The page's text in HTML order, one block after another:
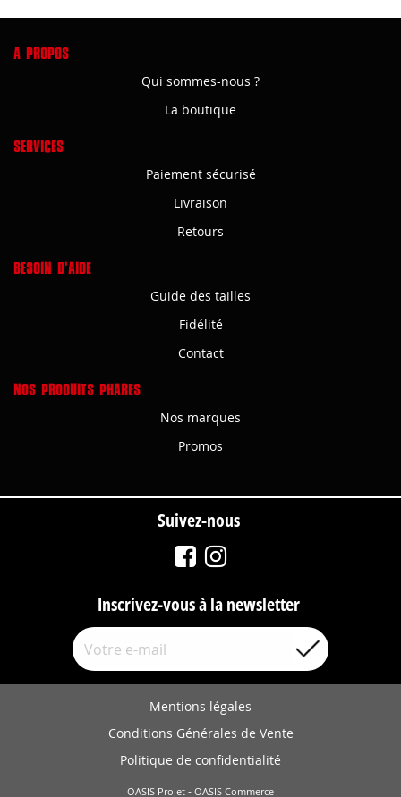
A PROPOS
Qui sommes-nous ?
La boutique
SERVICES
Paiement sécurisé
Livraison
Retours
BESOIN D'AIDE
Guide des tailles
Fidélité
Contact
NOS PRODUITS PHARES
Nos marques
Promos
Suivez-nous
Inscrivez-vous à la newsletter
Mentions légales
Conditions Générales de Vente
Politique de confidentialité
OASIS Projet - OASIS Commerce